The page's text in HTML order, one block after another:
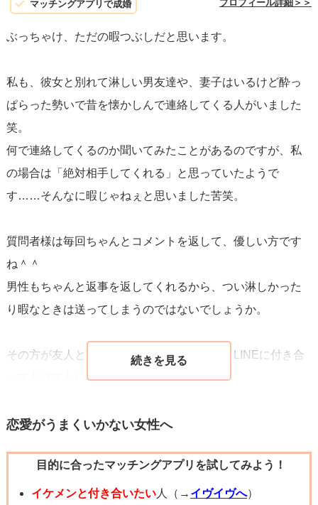
興味の無い方にはそんなにメッセージを頻繁に送りませ
お相手様は質問者様と「他愛も無いお話」をポジティブに
したいんです。
男性は女性に癒しを求める方が多いです。「他愛も無いお
話」は頭をカラッポにして出来るので、純粋にそれが出来
ると嬉しいんです。
つまり、男性からすると「癒しを求めている」＝「他愛も
在」＝「質問者様に対して好意がある」という論法です。
という事で、お相手様から質問者様に好意がある事は何と
なくわかって頂けるかと思います。
これはその内容を拝見してみないと判断がしにくいのです
が、「実のある返事を求めていない」からでは、と思われ
お相手様からすると、メッセージを送った→質問者様に見
てもらって一言でもいいので返事をしてもらえた→これで
十分満足なんです。
そこまで色々とお話を広げるつもりは元々無く、「そうな
マッチングアプリで成婚 プロフィール詳細＞＞
ぶっちゃけ、ただの暇つぶしだと思います。
私も、彼女と別れて淋しい男友達や、妻子はいるけど酔っ
ぱらった勢いで昔を懐かしんで連絡してくる人がいました
笑。
何で連絡してくるのか聞いてみたことがあるのですが、私
の場合は「絶対相手してくれる」と思っていたようで
す……そんなに暇じゃねぇと思いました苦笑。
質問者様は毎回ちゃんとコメントを返して、優しい方です
ね＾＾
男性もちゃんと返事を返してくれるから、つい淋しかった
り暇なときは送ってしまうのではないでしょうか。
その方が友人として大事な人ならこれからもLINEに付き合
ってあげてもいいと思います。
ら、もう少し突っ込んで関係をハッキリさせたほうがいか
ごく稀に、男性は気になっていて、どうにかLINEで仲を深
恋愛がうまくいかない女性へ
目的に合ったマッチングアプリを試してみよう！
イケメンと付き合いたい人（→ イヴイヴへ）